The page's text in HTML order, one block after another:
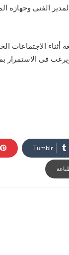
الفنى وجهازه
الاجتماعات
فى الاستمرار